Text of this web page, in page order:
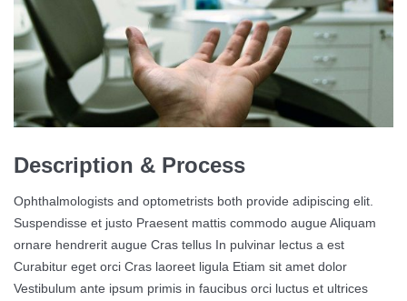
Description & Process
Ophthalmologists and optometrists both provide adipiscing elit.
Suspendisse et justo Praesent mattis commodo augue Aliquam
ornare hendrerit augue Cras tellus In pulvinar lectus a est
Curabitur eget orci Cras laoreet ligula Etiam sit amet dolor
Vestibulum ante ipsum primis in faucibus orci luctus et ultrices